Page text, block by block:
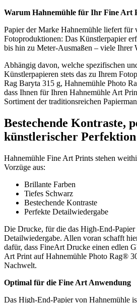
Warum Hahnemühle für Ihr Fine Art
Papier der Marke Hahnemühle liefert für
Fotoproduktionen: Das Künstlerpapier
bis hin zu Meter-Ausmaßen – viele Ihrer
Abhängig davon, welche spezifischen
Künstlerpapieren stets das zu Ihrem
Rag Baryta 315 g, Hahnemühle Photo
dass Ihnen für Ihren Hahnemühle Art
Sortiment der traditionsreichen
Bestechende Kontraste,
künstlerischer Perfektion
Hahnemühle Fine Art Prints stehen
Vorzüge aus:
Brillante Farben
Tiefes Schwarz
Bestechende Kontraste
Perfekte Detailwiedergabe
Die Drucke, für die das High-End-
Detailwiedergabe. Allen voran schafft
dafür, dass FineArt Drucke einen edlen
Art Print auf Hahnemühle Photo Rag®
Nachwelt.
Optimal für die Fine Art Anwendung
Das High-End-Papier von Hahnemühle